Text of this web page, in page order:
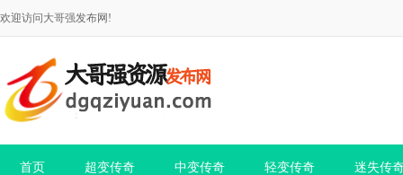
欢迎访问大哥强发布网!
首页 超变传奇 中变传奇 轻变传奇 迷失传